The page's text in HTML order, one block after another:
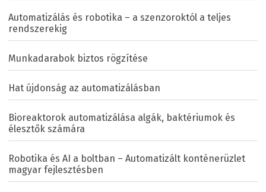
Automatizálás és robotika – a szenzoroktól a teljes
rendszerekig
Munkadarabok biztos rögzítése
Hat újdonság az automatizálásban
Bioreaktorok automatizálása algák, baktériumok és
élesztők számára
Robotika és AI a boltban – Automatizált konténerüzlet
magyar fejlesztésben